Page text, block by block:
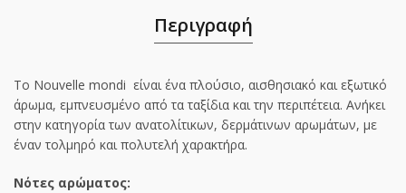
Περιγραφή
Το Nouvelle mondi είναι ένα πλούσιο, αισθησιακό και εξωτικό
άρωμα, εμπνευσμένο από τα ταξίδια και την περιπέτεια. Ανήκει
στην κατηγορία των ανατολίτικων, δερμάτινων αρωμάτων, με
έναν τολμηρό και πολυτελή χαρακτήρα.
Νότες αρώματος: